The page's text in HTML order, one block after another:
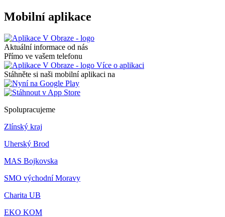
Mobilní aplikace
Aktuální informace od nás
Přímo ve vašem telefonu
Více o aplikaci
Stáhněte si naši mobilní aplikaci na
Spolupracujeme
Zlínský kraj
Uherský Brod
MAS Bojkovska
SMO východní Moravy
Charita UB
EKO KOM